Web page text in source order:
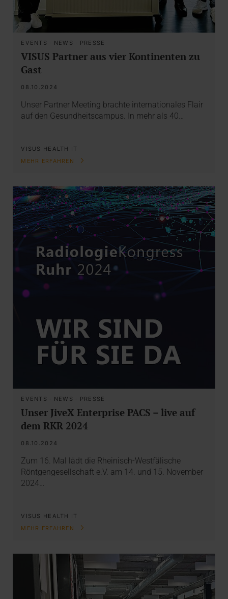
EVENTS · NEWS · PRESSE
VISUS Partner aus vier Kontinenten zu
Gast
08.10.2024
Unser Partner Meeting brachte internationales Flair
auf den Gesundheitscampus. In mehr als 40…
VISUS HEALTH IT
MEHR ERFAHREN
EVENTS · NEWS · PRESSE
Unser JiveX Enterprise PACS – live auf
dem RKR 2024
08.10.2024
Zum 16. Mal lädt die Rheinisch-Westfälische
Röntgengesellschaft e.V. am 14. und 15. November
2024…
VISUS HEALTH IT
MEHR ERFAHREN